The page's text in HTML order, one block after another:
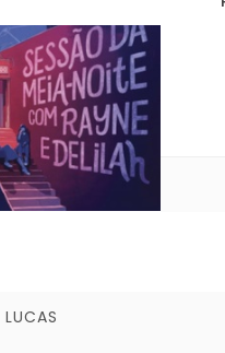
LUCAS